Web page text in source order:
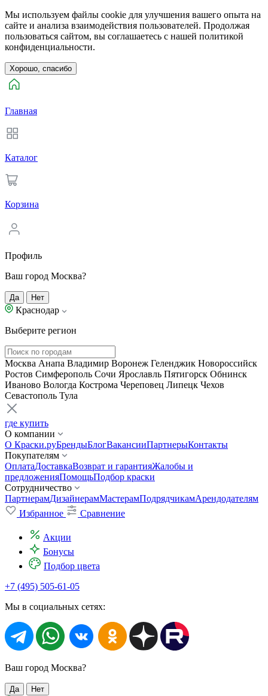
Мы используем файлы cookie для улучшения вашего опыта на
сайте и анализа взаимодействия пользователей. Продолжая
пользоваться сайтом, вы соглашаетесь с нашей политикой
конфиденциальности.
Хорошо, спасибо
Главная
Каталог
Корзина
Профиль
Ваш город Москва?
Да Нет
Краснодар
Выберите регион
Москва Анапа Владимир Воронеж Геленджик Новороссийск
Ростов Симферополь Сочи Ярославль Пятигорск Обнинск
Иваново Вологда Кострома Череповец Липецк Чехов
Севастополь Тула
где купить
О компании
О Краски.руБрендыБлогВакансииПартнерыКонтакты
Покупателям
ОплатаДоставкаВозврат и гарантияЖалобы и
предложенияПомощьПодбор краски
Сотрудничество
ПартнерамДизайнерамМастерамПодрядчикамАрендодателям
Избранное
Сравнение
Акции
Бонусы
Подбор цвета
+7 (495) 505-61-05
Мы в социальных сетях:
Ваш город Москва?
Да Нет